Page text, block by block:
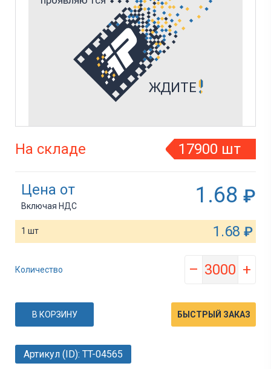
Артикул (ID): TT-04565
На складе 17900 шт
Цена от
Включая НДС 1.68 ₽
1 шт 1.68 ₽
Количество – +
В КОРЗИНУ БЫСТРЫЙ ЗАКАЗ